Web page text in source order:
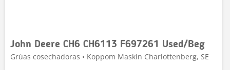
John Deere CH6 CH6113 F697261 Used/Beg
Grúas cosechadoras • Koppom Maskin Charlottenberg, SE